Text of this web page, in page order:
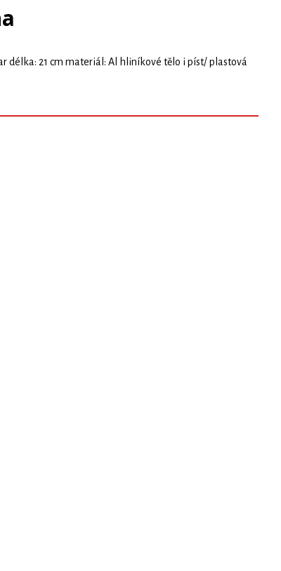
délka: 21 cm materiál: Al hliníkové tělo i píst/ plastová